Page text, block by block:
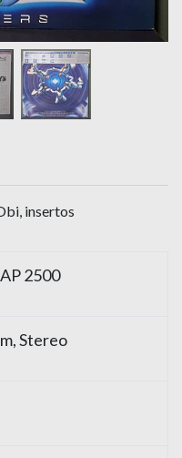
insertos
2500
Stereo